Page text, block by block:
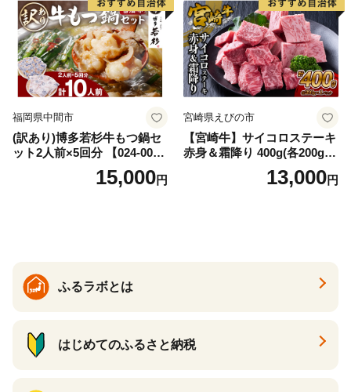
福岡県中間市
(訳あり)博多若杉牛もつ鍋セ
ット2人前×5回分 【024-002
15,000円
宮崎県えびの市
【宮崎牛】サイコロステーキ
赤身＆霜降り 400g(各200g×
１P 計2P) 真空パック 冷凍
13,000円
ふるラボとは
はじめてのふるさと納税